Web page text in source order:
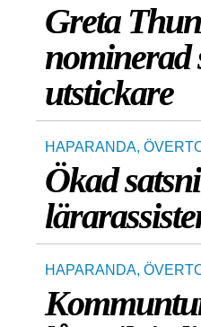
Greta
nominerad
utstickare
HAPARANDA,
Ökad
HAPARANDA,